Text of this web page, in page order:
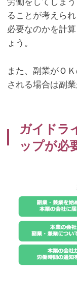
労働をしてしま
ることが考えら
必要なのかを計
ょう。
また、副業がＯ
される場合は副
ガイドラ
ップが必